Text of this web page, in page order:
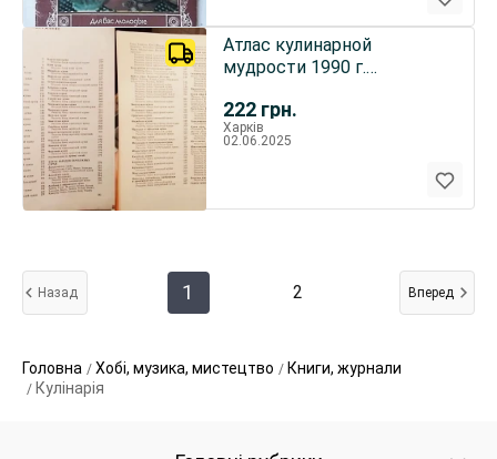
222 грн.
Атлас кулинарной
мудрости 1990 г.
иллюстрациями
Харків
02.06.2025
Назад 1 2 Вперед
Головна Хобі, музика, мистецтво
Книги, журнали
Кулінарія